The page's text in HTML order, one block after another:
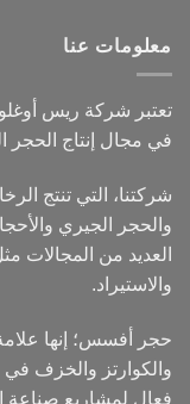
معلومات عنا
تعتبر شركة ريس
في مجال إنتاج الحجر
شركتنا، التي تنتج
والحجر الجيري
العديد من المجالات
والاستيراد.
حجر أفسس؛ إنها
والكوارتز والخزف في
فعال لمشاريع صناعة